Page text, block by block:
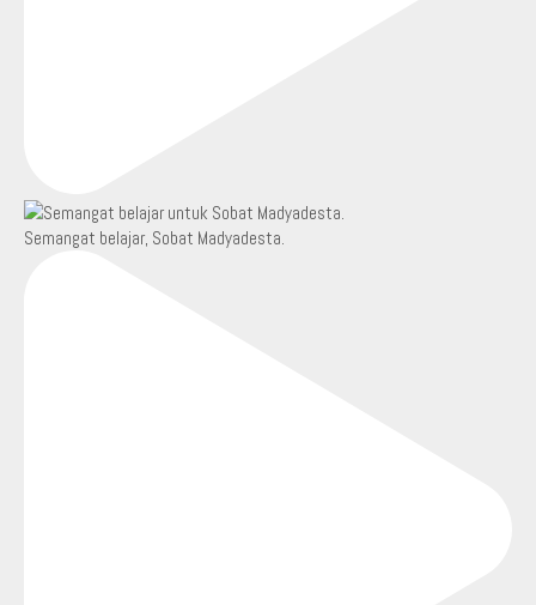
Semangat belajar, Sobat Madyadesta.